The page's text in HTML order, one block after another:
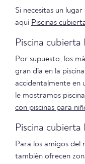
Si necesitas un
aquí Piscinas
Piscina cubierta
Por supuesto, los
gran día en la
accidentalmente en
le mostramos
con piscinas para
Piscina cubierta
Para los amigos del
también ofrecen